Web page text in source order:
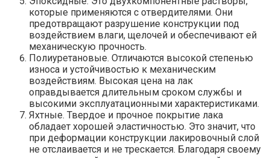
которые применяются с отвердителями. Они
предотвращают разрушение конструкции под
воздействием влаги, щелочей и обеспечивают ей
механическую прочность.
Полиуретановые. Отличаются высокой степенью
износа и устойчивостью к механическим
воздействиям. Высокая цена на лак
оправдывается длительным сроком службы и
высокими эксплуатационными характеристиками.
Яхтные. Твердое и прочное покрытие лака
обладает хорошей эластичностью. Это значит, что
при деформации конструкции лакировочный слой
не отслаивается и не трескается. Благодаря своему